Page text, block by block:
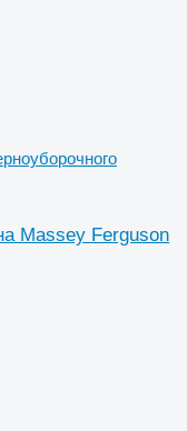
Massey Ferguson